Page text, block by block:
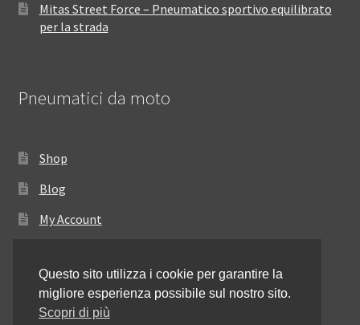
Mitas Street Force – Pneumatico sportivo equilibrato
per la strada
Pneumatici da moto
Shop
Blog
My Account
Resi e rimborsi
Annullamento dell’ordine
Questo sito utilizza i cookie per garantire la
migliore esperienza possibile sul nostro sito.
Scopri di più